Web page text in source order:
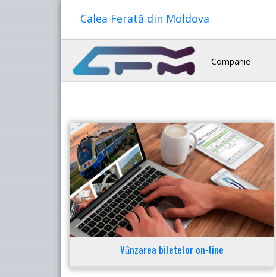
Calea Ferată din Moldova
Companie
Vânzarea biletelor on-line